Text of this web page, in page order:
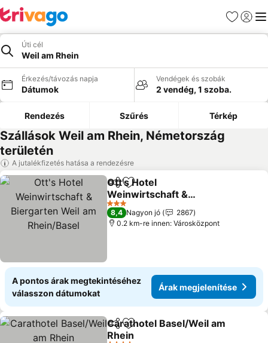
Kedvencek
Úti cél
Weil am Rhein
Érkezés/távozás napja
Dátumok
Vendégek és szobák
2 vendég, 1 szoba.
Rendezés Szűrés Térkép
Szállások Weil am Rhein, Németország
területén
A jutalékfizetés hatása a rendezésre
Megosztás
Hozzáadás a kedvencekhez
Ott's Hotel
Weinwirtschaft &
Biergarten Weil am
Rhein/Basel
3 Kategória
8,4 Nagyon jó
2867
0.2 km-re innen: Városközpont
A pontos árak megtekintéséhez
válasszon dátumokat
Árak megjelenítése
Megosztás
Hozzáadás a kedvencekhez
Carathotel Basel/Weil am
Rhein